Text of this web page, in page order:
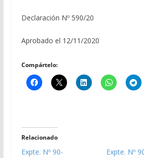
Declaración Nº 590/20
Aprobado el 12/11/2020
Compártelo:
Relacionado
Expte. Nº 90-
Expte. Nº